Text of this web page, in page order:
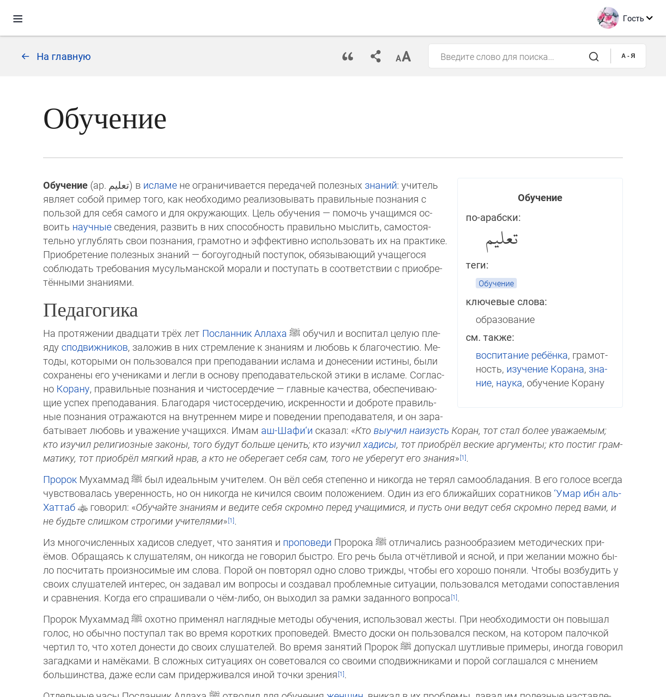
Гость
На главную A - Я
Обучение
Обучение
по-арабски:
تعليم
теги:
Обучение
ключевые слова:
образование
см. также:
воспитание ребёнка, гра­мот­
ность, изучение Ко­ра­на, зна­
ние, наука, обучение Корану
Обучение (ар. تعليم‎) в исламе не ограничивается передачей полезных знаний: учитель
являет собой пример того, как необходимо реали­зо­вы­вать правильные познания с
пользой для себя самого и для окру­жаю­щих. Цель обучения — помочь учащимся ос­
воить научные сведения, развить в них способность правильно мыслить, само­стоя­
тель­но уг­луб­лять свои познания, грамотно и эффективно использовать их на прак­ти­ке.
Приобретение полезных знаний — богоугодный поступок, обя­зы­ваю­щий учащегося
соблюдать требования мусульманской мо­ра­ли и поступать в соответствии с при­об­ре­
тён­ными знаниями.
Педагогика
На протяжении двадцати трёх лет ПосланникАллаха ﷺ обучил и воспитал целую пле­
яду сподвижников, заложив в них стремление к знаниям и любовь к благочестию. Ме­
то­ды, которыми он пользовался при преподавании ислама и донесении истины, бы­ли
сохранены его учениками и легли в основу преподавательской этики в исламе. Сог­лас­
но Корану, правильные познания и чистосердечие — главные качества, обеспе­чи­ваю­
щие успех преподавания. Благодаря чистосердечию, искренности и доброте пра­виль­
ные познания отражаются на внутреннем мире и поведении преподавателя, и он за­ра­
батывает любовь и уважение учащихся. Имам аш-Шафи‘и сказал: «Кто выучил наизусть Коран, тот стал более ува­жае­мым;
кто изучил религиозные законы, того будут больше ценить; кто изучил хадисы, тот приобрёл веские аргументы; кто пос­тиг грам­
ма­ти­ку, тот приобрёл мягкий нрав, а кто не оберегает себя сам, того не уберегут его знания»
.
Пророк Мухаммад ﷺ был идеальным учителем. Он вёл себя степенно и никогда не терял самообладания. В его голосе всегда
чувствовалась уверенность, но он никогда не кичился своим положением. Один из его ближайших соратников ‘Умар ибн аль-
Хаттаб
говорил: «Обучайте знаниям и ведите себя скромно перед учащимися, и пусть они ведут себя скромно перед вами, и
не будьте слишком строгими учителями»
.
Из многочисленных хадисов следует, что занятия и проповеди Пророка ﷺ отличались разнообразием методических при­
ёмов. Обращаясь к слушателям, он никогда не говорил быстро. Его речь была отчётливой и ясной, и при желании можно бы­
ло по­считать произносимые им слова. Порой он повторял одно слово трижды, чтобы его хорошо поняли. Чтобы воз­бу­дить у
своих слушателей интерес, он задавал им вопросы и создавал проблемные ситуации, пользовался методами со­пос­тав­ления
и сравнения. Когда его спрашивали о чём-либо, он выходил за рамки заданного вопроса
.
Пророк Мухаммад ﷺ охотно применял наглядные методы обучения, использовал жесты. При необходимости он повышал
голос, но обычно поступал так во время коротких проповедей. Вместо доски он пользовался песком, на котором палочкой
чертил то, что хотел донести до своих слушателей. Во время занятий Пророкﷺ допускал шутливые примеры, иногда го­во­рил
загадками и намёками. В сложных ситуациях он советовался со своими сподвижниками и порой соглашался с мне­ни­ем
большинства, даже если сам придерживался иной точки зрения
.